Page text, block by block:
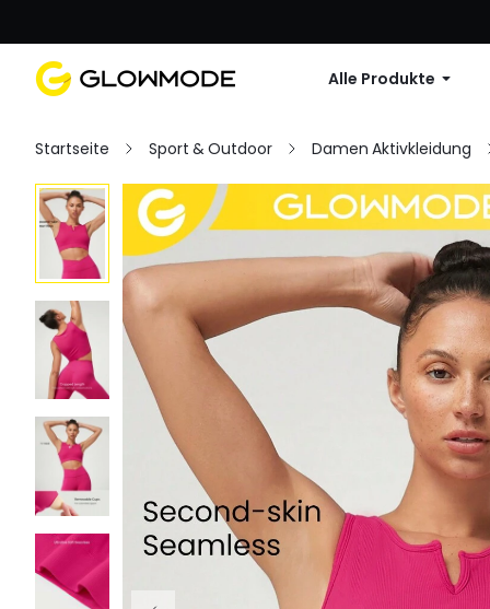
Alle Produkte
Startseite Sport & Outdoor Damen Aktivkleidung